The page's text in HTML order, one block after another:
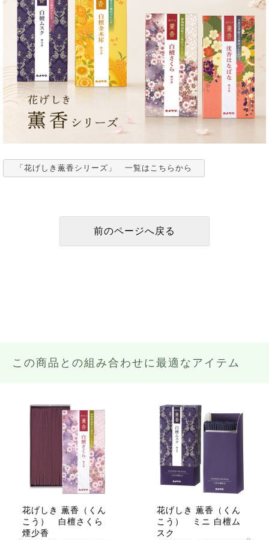
「花げしき薫香シリーズ」 一覧はこちらから
この商品との組み合わせに最適なアイテム
花げしき 薫香（くん
こう） 白檀さくら
煙少香
花げしき 薫香（くん
こう） ミニ 白檀ム
スク